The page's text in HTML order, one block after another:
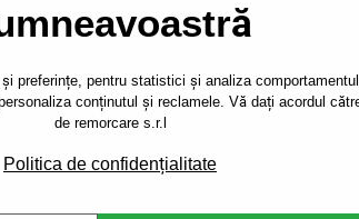
preferințe, pentru statistici și analiza
conținutul și reclamele. Vă dați acordul
de remorcare s.r.l
Politica de confidențialitate
demontabil automat cu clemă din 1997/
Referinta:
Cârlig de remorcare
CONCERTO, seria : 3/5 uşi